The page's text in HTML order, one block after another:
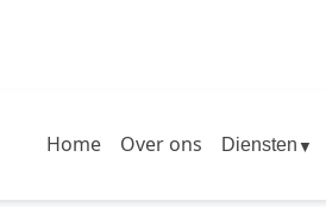
Home Over ons Diensten ▼